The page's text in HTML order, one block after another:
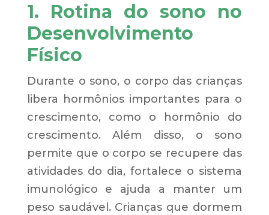
1. Rotina do sono no
Desenvolvimento
Físico
Durante o sono, o corpo das crianças
libera hormônios importantes para o
crescimento, como o hormônio do
crescimento. Além disso, o sono
permite que o corpo se recupere das
atividades do dia, fortalece o sistema
imunológico e ajuda a manter um
peso saudável. Crianças que dormem